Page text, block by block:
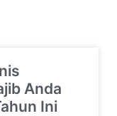
Anda
Ini